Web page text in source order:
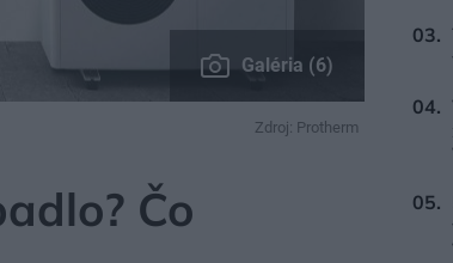
Galéria (6)
Zdroj: Protherm
Čo